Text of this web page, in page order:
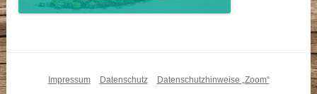
Impressum Datenschutz Datenschutzhinweise „Zoom“